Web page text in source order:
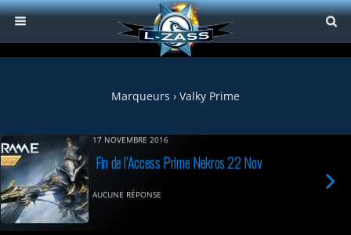
Marqueurs › Valky Prime
17 NOVEMBRE 2016
Fin de l’Access Prime Nekros 22 Nov
AUCUNE RÉPONSE